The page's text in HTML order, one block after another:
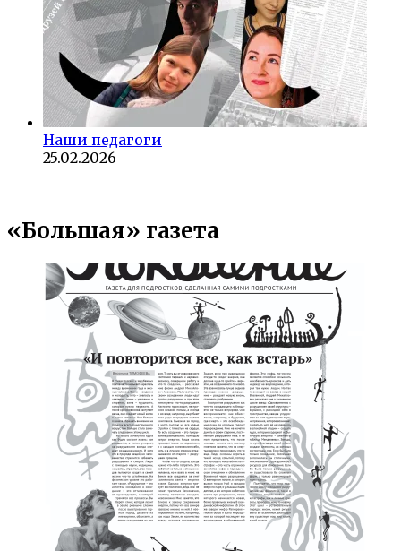
Наши педагоги
25.02.2026
«Большая» газета